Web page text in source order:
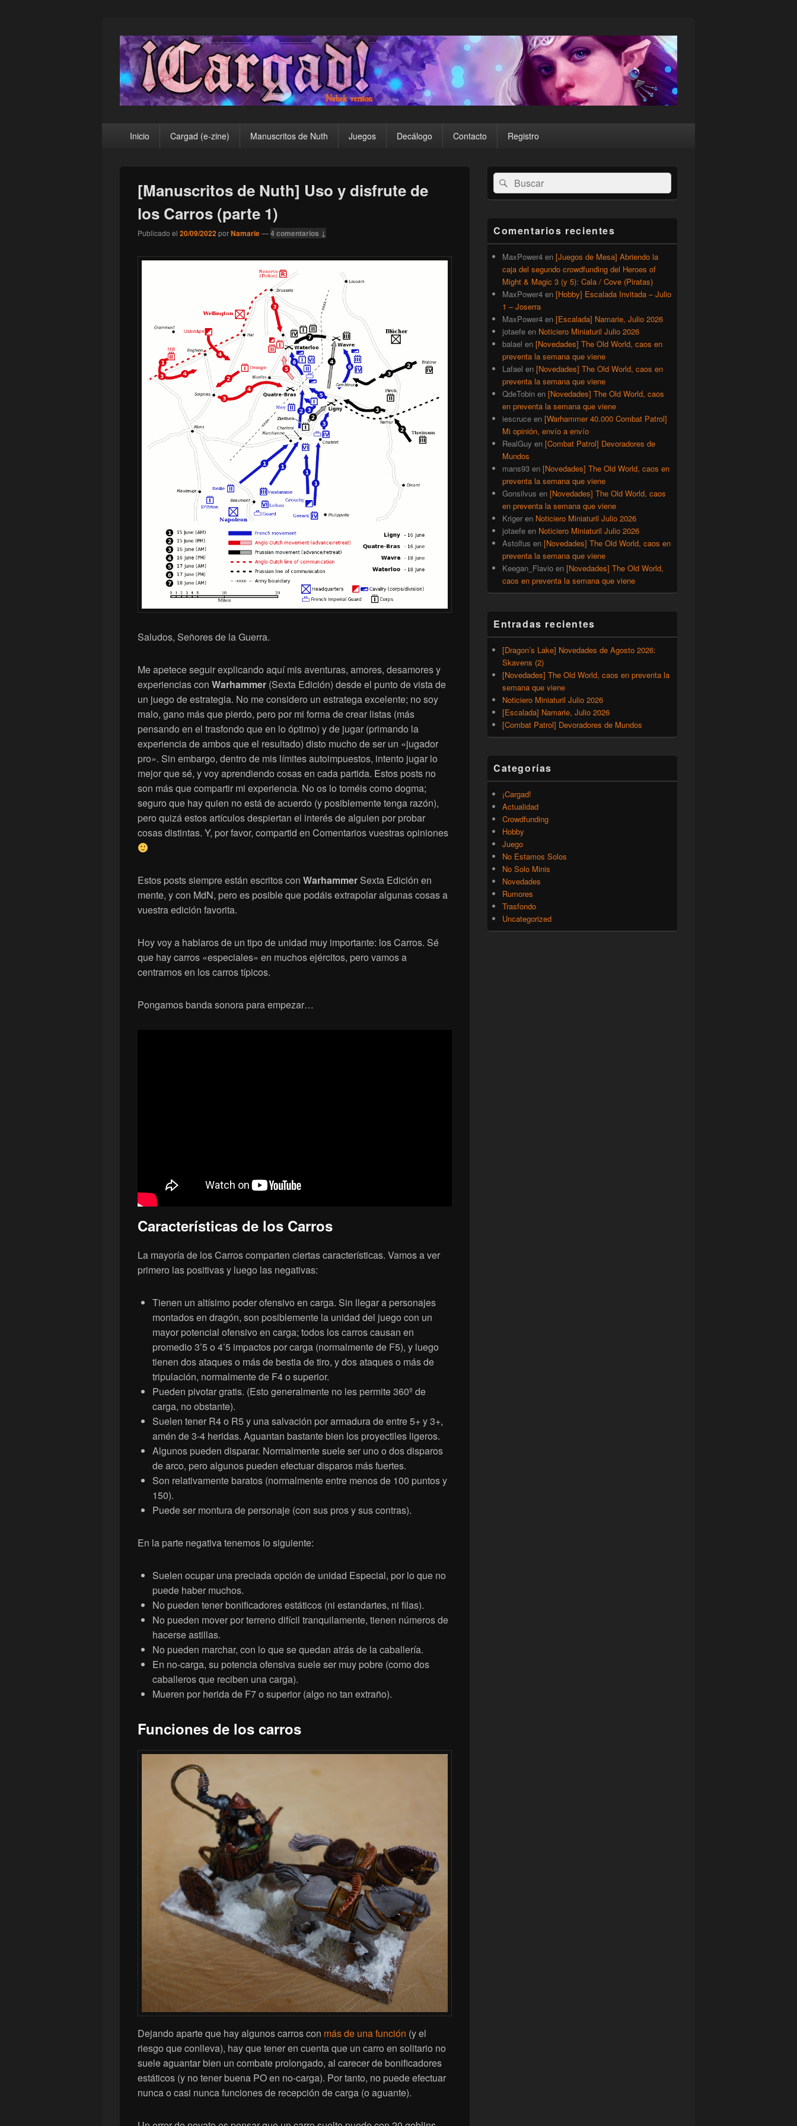
¡Cargad!
principalInicio Cargad (e-zine) Manuscritos de Nuth Juegos Decálogo Contacto Registro
[Manuscritos de Nuth] Uso y disfrute de
los Carros (parte 1)
Publicado el 20/09/2022porNamarie—4 comentarios ↓
Saludos, Señores de la Guerra.
Me apetece seguir explicando aquí mis aventuras, amores, desamores y
experiencias con Warhammer (Sexta Edición) desde el punto de vista de
un juego de estrategia. No me considero un estratega excelente; no soy
malo, gano más que pierdo, pero por mi forma de crear listas (más
pensando en el trasfondo que en lo óptimo) y de jugar (primando la
experiencia de ambos que el resultado) disto mucho de ser un «jugador
pro». Sin embargo, dentro de mis límites autoimpuestos, intento jugar lo
mejor que sé, y voy aprendiendo cosas en cada partida. Estos posts no
son más que compartir mi experiencia. No os lo toméis como dogma;
seguro que hay quien no está de acuerdo (y posiblemente tenga razón),
pero quizá estos artículos despiertan el interés de alguien por probar
cosas distintas. Y, por favor, compartid en Comentarios vuestras opiniones
Estos posts siempre están escritos con Warhammer Sexta Edición en
mente, y con MdN, pero es posible que podáis extrapolar algunas cosas a
vuestra edición favorita.
Hoy voy a hablaros de un tipo de unidad muy importante: los Carros. Sé
que hay carros «especiales» en muchos ejércitos, pero vamos a
centrarnos en los carros típicos.
Pongamos banda sonora para empezar…
Características de los Carros
La mayoría de los Carros comparten ciertas características. Vamos a ver
primero las positivas y luego las negativas:
Tienen un altísimo poder ofensivo en carga. Sin llegar a personajes
montados en dragón, son posiblemente la unidad del juego con un
mayor potencial ofensivo en carga; todos los carros causan en
promedio 3’5 o 4’5 impactos por carga (normalmente de F5), y luego
tienen dos ataques o más de bestia de tiro, y dos ataques o más de
tripulación, normalmente de F4 o superior.
Pueden pivotar gratis. (Esto generalmente no les permite 360º de
carga, no obstante).
Suelen tener R4 o R5 y una salvación por armadura de entre 5+ y 3+,
amén de 3-4 heridas. Aguantan bastante bien los proyectiles ligeros.
Algunos pueden disparar. Normalmente suele ser uno o dos disparos
de arco, pero algunos pueden efectuar disparos más fuertes.
Son relativamente baratos (normalmente entre menos de 100 puntos y
150).
Puede ser montura de personaje (con sus pros y sus contras).
En la parte negativa tenemos lo siguiente:
Suelen ocupar una preciada opción de unidad Especial, por lo que no
puede haber muchos.
No pueden tener bonificadores estáticos (ni estandartes, ni filas).
No pueden mover por terreno difícil tranquilamente, tienen números de
hacerse astillas.
No pueden marchar, con lo que se quedan atrás de la caballería.
En no-carga, su potencia ofensiva suele ser muy pobre (como dos
caballeros que reciben una carga).
Mueren por herida de F7 o superior (algo no tan extraño).
Funciones de los carros
Dejando aparte que hay algunos carros con más de una función (y el
riesgo que conlleva), hay que tener en cuenta que un carro en solitario no
suele aguantar bien un combate prolongado, al carecer de bonificadores
estáticos (y no tener buena PO en no-carga). Por tanto, no puede efectuar
nunca o casi nunca funciones de recepción de carga (o aguante).
El
área
de
lateral
primaria
Buscar
por:
Buscar
Comentarios recientes
MaxPower4 en [Juegos de Mesa] Abriendo la
caja del segundo crowdfunding del Heroes of
Might & Magic 3 (y 5): Cala / Cove (Piratas)
MaxPower4 en [Hobby] Escalada Invitada – Julio
1 – Joserra
MaxPower4 en [Escalada] Namarie, Julio 2026
jotaefe en Noticiero Miniaturil Julio 2026
balael en [Novedades] The Old World, caos en
preventa la semana que viene
Lafael en [Novedades] The Old World, caos en
preventa la semana que viene
QdeTobin en [Novedades] The Old World, caos
en preventa la semana que viene
iescruce en [Warhammer 40.000 Combat Patrol]
Mi opinión, envío a envío
RealGuy en [Combat Patrol] Devoradores de
Mundos
mans93 en [Novedades] The Old World, caos en
preventa la semana que viene
Gonsilvus en [Novedades] The Old World, caos
en preventa la semana que viene
Kriger en Noticiero Miniaturil Julio 2026
jotaefe en Noticiero Miniaturil Julio 2026
Astolfus en [Novedades] The Old World, caos en
preventa la semana que viene
Keegan_Flavio en [Novedades] The Old World,
caos en preventa la semana que viene
Entradas recientes
[Dragon’s Lake] Novedades de Agosto 2026:
Skavens (2)
[Novedades] The Old World, caos en preventa la
semana que viene
Noticiero Miniaturil Julio 2026
[Escalada] Namarie, Julio 2026
[Combat Patrol] Devoradores de Mundos
Categorías
¡Cargad!
Actualidad
Crowdfunding
Hobby
Juego
No Estamos Solos
No Solo Minis
Novedades
Rumores
Trasfondo
Uncategorized